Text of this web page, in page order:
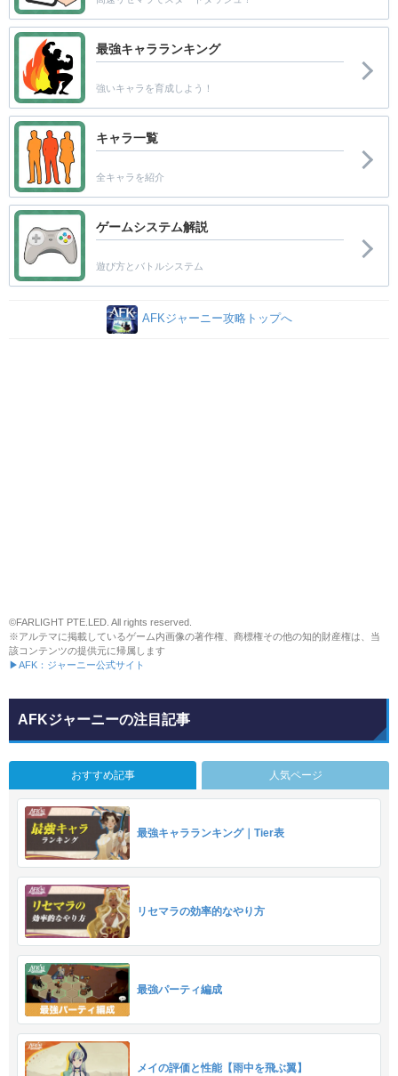
最強キャラランキング
強いキャラを育成しよう！
キャラ一覧
全キャラを紹介
ゲームシステム解説
遊び方とバトルシステム
AFKジャーニー攻略トップへ
©FARLIGHT PTE.LED. All rights reserved.
※アルテマに掲載しているゲーム内画像の著作権、商標権その他の知的財産権は、当
該コンテンツの提供元に帰属します
▶AFK：ジャーニー公式サイト
AFKジャーニーの注目記事
おすすめ記事 人気ページ
最強キャラランキング｜Tier表
リセマラの効率的なやり方
最強パーティ編成
メイの評価と性能【雨中を飛ぶ翼】